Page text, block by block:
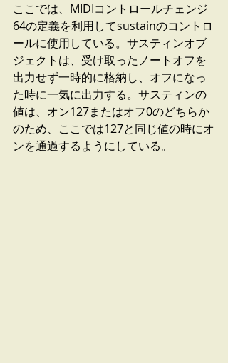
ここでは、MIDIコントロールチェンジ
64の定義を利用してsustainのコントロ
ールに使用している。サスティンオブ
ジェクトは、受け取ったノートオフを
出力せず一時的に格納し、オフになっ
た時に一気に出力する。サスティンの
値は、オン127またはオフ0のどちらか
のため、ここでは127と同じ値の時にオ
ンを通過するようにしている。